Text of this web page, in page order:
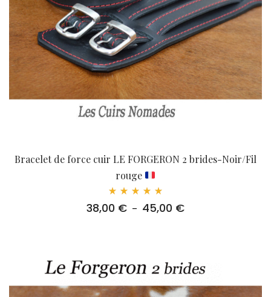
Bracelet de force cuir LE FORGERON 2 brides-Noir/Fil
rouge
5.00
38,00 € – 45,00 €Plage
45,00 €